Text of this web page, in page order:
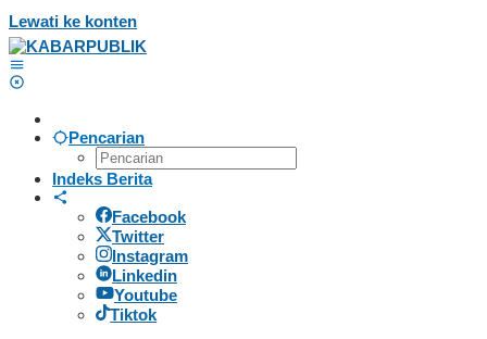
Lewati ke konten
Pencarian
Indeks Berita
Facebook
Twitter
Instagram
Linkedin
Youtube
Tiktok